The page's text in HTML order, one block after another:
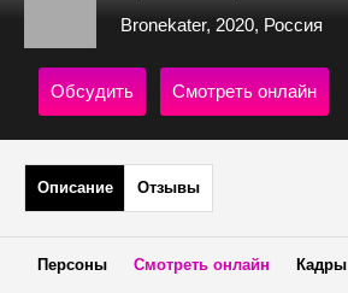
Bronekater, 2020, Россия
Обсудить Смотреть онлайн
Описание Отзывы
Персоны Смотреть онлайн Кадры